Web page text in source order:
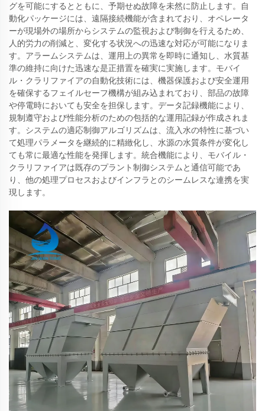
グを可能にするとともに、予期せぬ故障を未然に防止します。自
動化パッケージには、遠隔接続機能が含まれており、オペレータ
ーが現場外の場所からシステムの監視および制御を行えるため、
人的労力の削減と、変化する状況への迅速な対応が可能になりま
す。アラームシステムは、運用上の異常を即時に通知し、水質基
準の維持に向けた迅速な是正措置を確実に実施します。モバイ
ル・クラリファイアの自動化技術には、機器保護および安全運用
を確保するフェイルセーフ機構が組み込まれており、部品の故障
や停電時においても安全を担保します。データ記録機能により、
規制遵守および性能分析のための包括的な運用記録が作成されま
す。システムの適応制御アルゴリズムは、流入水の特性に基づい
て処理パラメータを継続的に精緻化し、水源の水質条件が変化し
ても常に最適な性能を発揮します。統合機能により、モバイル・
クラリファイアは既存のプラント制御システムと通信可能であ
り、他の処理プロセスおよびインフラとのシームレスな連携を実
現します。